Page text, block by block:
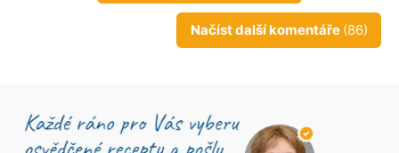
Načíst další komentáře (86)